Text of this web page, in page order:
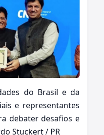
do Brasil e da
e representantes
debater desafios e
Stuckert / PR